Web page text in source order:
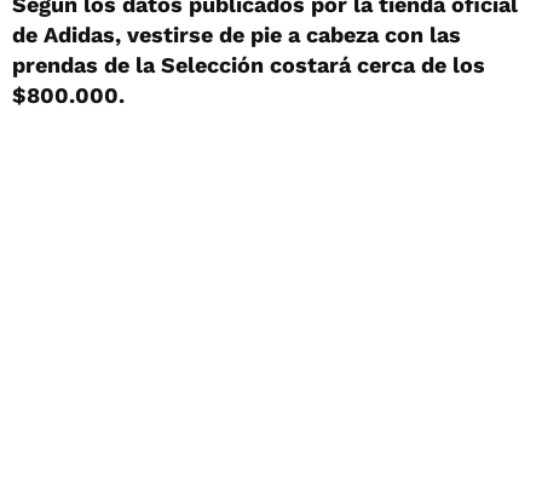
de Adidas, vestirse de pie a cabeza con las
prendas de la Selección costará cerca de los
$800.000.